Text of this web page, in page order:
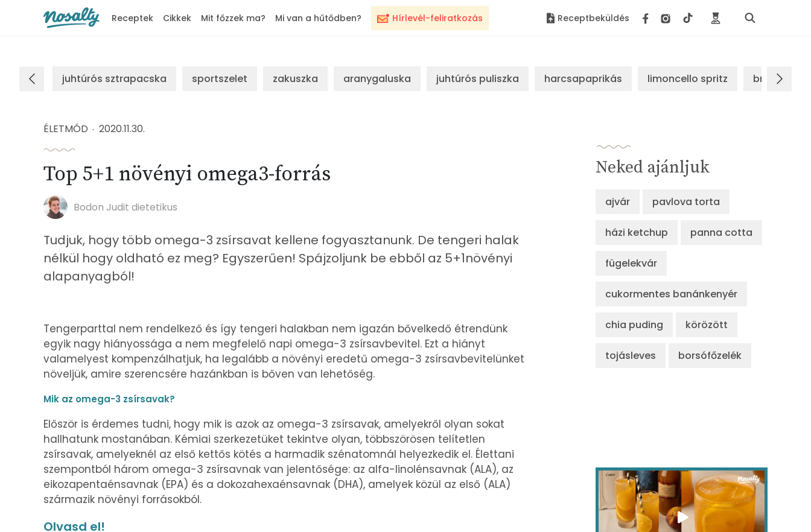
Hírlevél-feliratkozás
Receptek Cikkek Mit főzzek ma? Mi van a hűtődben? Receptbeküldés
juhtúrós sztrapacska sportszelet zakuszka aranygaluska juhtúrós puliszka harcsapaprikás limoncello spritz brassói
ÉLETMÓD 2020.11.30.
Top 5+1 növényi omega3-forrás
Bodon Judit dietetikus
Tudjuk, hogy több omega-3 zsírsavat kellene fogyasztanunk. De tengeri halak
nélkül hogy oldható ez meg? Egyszerűen! Spájzoljunk be ebből az 5+1növényi
alapanyagból!
Tengerparttal nem rendelkező és így tengeri halakban nem igazán bővelkedő étrendünk
egyik nagy hiányossága a nem megfelelő napi omega-3 zsírsavbevitel. Ezt a hiányt
valamelyest kompenzálhatjuk, ha legalább a növényi eredetű omega-3 zsírsavbevitelünket
növeljük, amire szerencsére hazánkban is bőven van lehetőség.
Mik az omega-3 zsírsavak?
Először is érdemes tudni, hogy mik is azok az omega-3 zsírsavak, amelyekről olyan sokat
hallhatunk mostanában. Kémiai szerkezetüket tekintve olyan, többszörösen telítetlen
zsírsavak, amelyeknél az első kettős kötés a harmadik szénatomnál helyezkedik el. Élettani
szempontból három omega-3 zsírsavnak van jelentősége: az alfa-linolénsavnak (ALA), az
eikozapentaénsavnak (EPA) és a dokozahexaénsavnak (DHA), amelyek közül az első (ALA)
származik növényi forrásokból.
Olvasd el!
Neked ajánljuk
ajvár pavlova torta
házi ketchup panna cotta
fügelekvár
cukormentes banánkenyér
chia puding körözött
tojásleves borsófőzelék